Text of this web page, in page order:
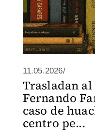
11.05.2026/
Trasladan
Fernando
caso de
centro pe...